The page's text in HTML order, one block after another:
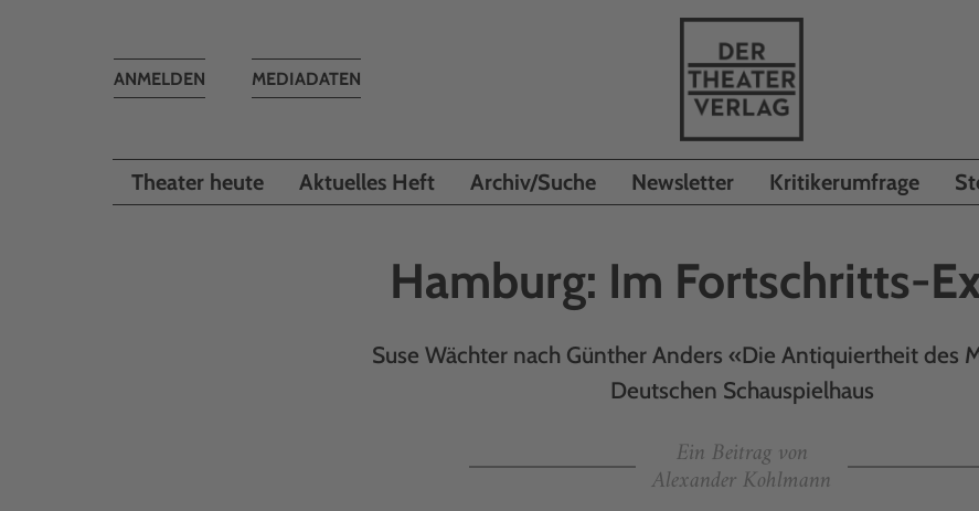
MEDIADATEN
Toggle
ANMELDEN
Theater heute Aktuelles Heft Archiv/Suche Newsletter Kritikerumfrage
Hamburg: Im Fortschritts-
Suse Wächter nach Günther Anders «Die Antiquiertheit des
Deutschen Schauspielhaus
Ein Beitrag von
Alexander Kohlmann